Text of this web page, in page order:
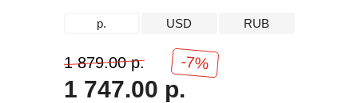
р. USD RUB
1 879.00 р. -7%
1 747.00 р.